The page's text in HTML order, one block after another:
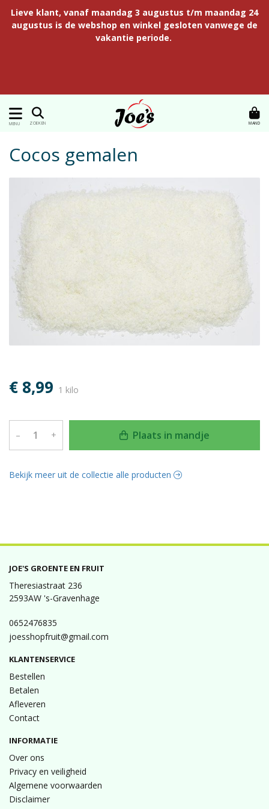
Lieve klant, vanaf maandag 3 augustus t/m maandag 24
augustus is de webshop en winkel gesloten vanwege de
vakantie periode.
MENU ZOEKEN MAND
Cocos gemalen
€ 8,99 1 kilo
– + Plaats in mandje
Bekijk meer uit de collectie alle producten
JOE'S GROENTE EN FRUIT
Theresiastraat 236
2593AW 's-Gravenhage
0652476835
joesshopfruit@gmail.com
KLANTENSERVICE
Bestellen
Betalen
Afleveren
Contact
INFORMATIE
Over ons
Privacy en veiligheid
Algemene voorwaarden
Disclaimer